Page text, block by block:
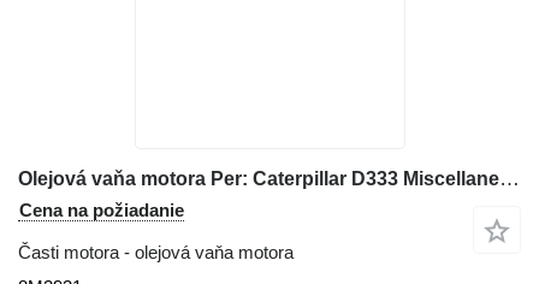
Olejová vaňa motora Per: Caterpillar D333 Miscellanea C 8M2931 na buldozéra Caterpillar D6B
Cena na požiadanie
Časti motora - olejová vaňa motora